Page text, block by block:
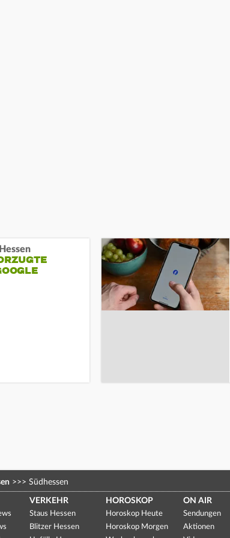
>>> Südhessen
VERKEHR
Staus Hessen
Blitzer Hessen
HOROSKOP
Horoskop Heute
Horoskop Morgen
ON AIR
Sendungen
Aktionen